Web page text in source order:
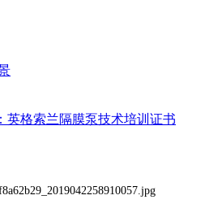
英格索兰隔膜泵技术培训证书